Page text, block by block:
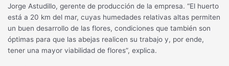
Jorge Astudillo, gerente de producción de la empresa. “El huerto
está a 20 km del mar, cuyas humedades relativas altas permiten
un buen desarrollo de las flores, condiciones que también son
óptimas para que las abejas realicen su trabajo y, por ende,
tener una mayor viabilidad de flores”, explica.